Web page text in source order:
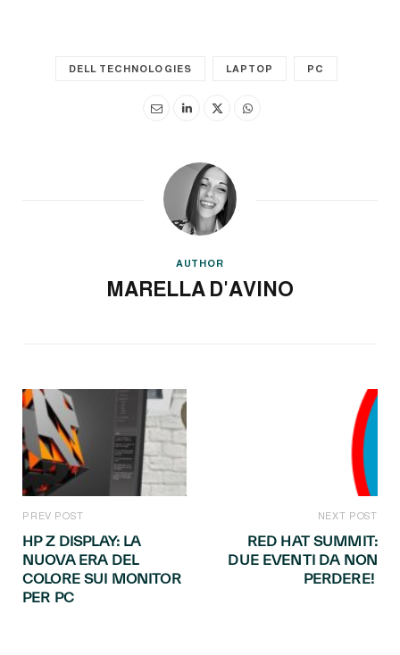
DELL TECHNOLOGIES LAPTOP PC
AUTHOR
MARELLA D'AVINO
PREV POST
HP Z DISPLAY: LA
NUOVA ERA DEL
COLORE SUI MONITOR
PER PC
NEXT POST
RED HAT SUMMIT:
DUE EVENTI DA NON
PERDERE!